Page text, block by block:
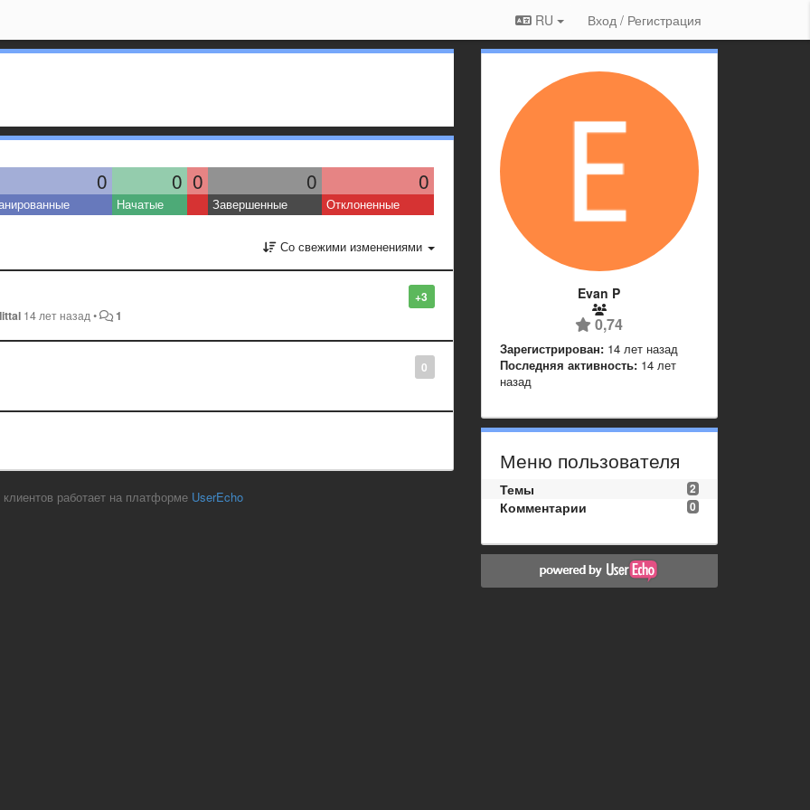
RU Вход / Регистрация
0 0 0 0 0
Начатые Завершенные Отклоненные
Со свежими изменениями
+3
14 лет назад• 1
0
работает на платформе UserEcho
Evan P
0,74
Зарегистрирован: 14 лет назад
Последняя активность: 14 лет
назад
Меню пользователя
2
Темы
0
Комментарии